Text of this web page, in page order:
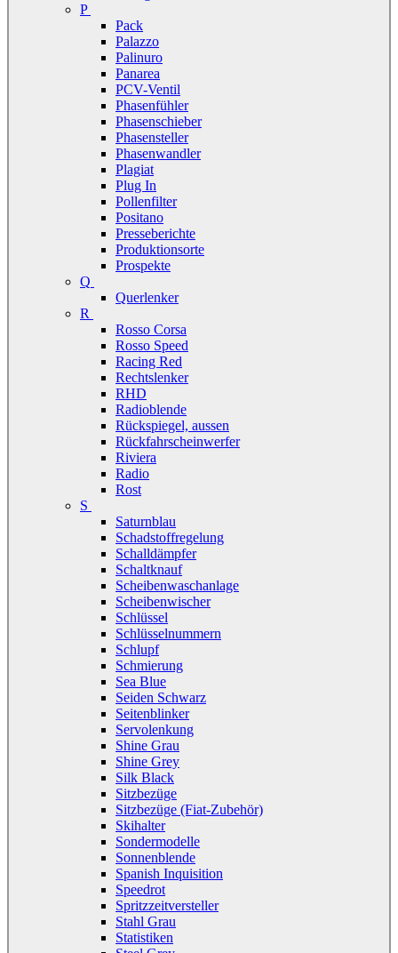
P
Pack
Palazzo
Palinuro
Panarea
PCV-Ventil
Phasenfühler
Phasenschieber
Phasensteller
Phasenwandler
Plagiat
Plug In
Pollenfilter
Positano
Presseberichte
Produktionsorte
Prospekte
Q
Querlenker
R
Rosso Corsa
Rosso Speed
Racing Red
Rechtslenker
RHD
Radioblende
Rückspiegel, aussen
Rückfahrscheinwerfer
Riviera
Radio
Rost
S
Saturnblau
Schadstoffregelung
Schalldämpfer
Schaltknauf
Scheibenwaschanlage
Scheibenwischer
Schlüssel
Schlüsselnummern
Schlupf
Schmierung
Sea Blue
Seiden Schwarz
Seitenblinker
Servolenkung
Shine Grau
Shine Grey
Silk Black
Sitzbezüge
Sitzbezüge (Fiat-Zubehör)
Skihalter
Sondermodelle
Sonnenblende
Spanish Inquisition
Speedrot
Spritzzeitversteller
Stahl Grau
Statistiken